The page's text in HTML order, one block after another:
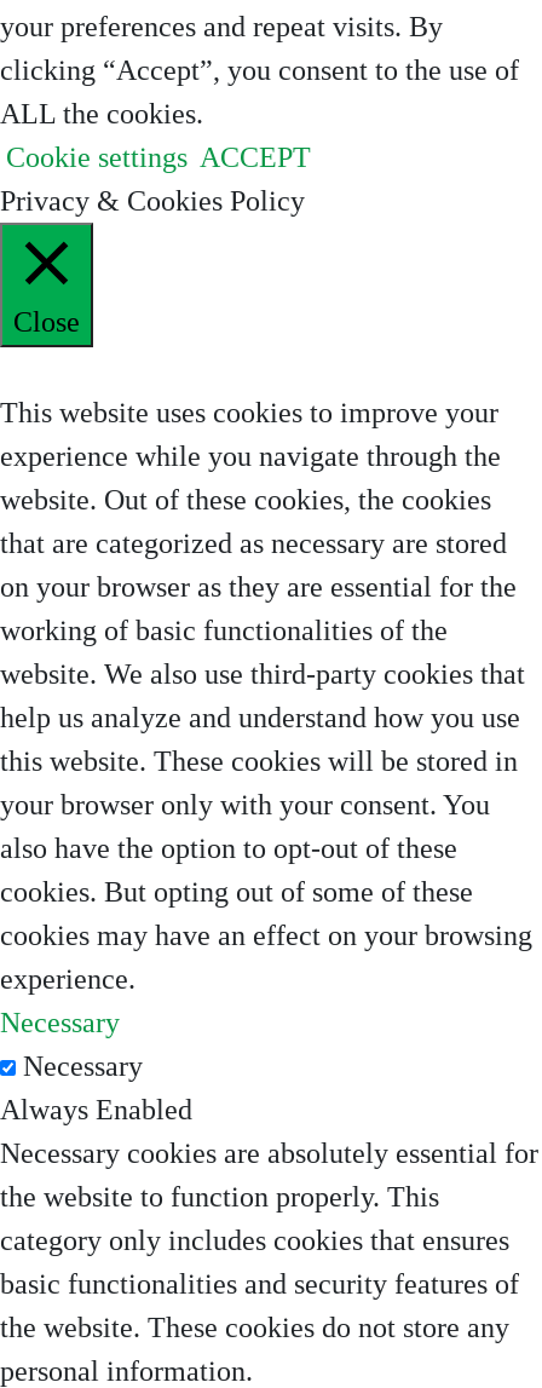
your preferences and repeat visits. By
clicking “Accept”, you consent to the use of
ALL the cookies.
Cookie settings ACCEPT
Privacy & Cookies Policy
Close
This website uses cookies to improve your
experience while you navigate through the
website. Out of these cookies, the cookies
that are categorized as necessary are stored
on your browser as they are essential for the
working of basic functionalities of the
website. We also use third-party cookies that
help us analyze and understand how you use
this website. These cookies will be stored in
your browser only with your consent. You
also have the option to opt-out of these
cookies. But opting out of some of these
cookies may have an effect on your browsing
experience.
Necessary
Necessary
Always Enabled
Necessary cookies are absolutely essential for
the website to function properly. This
category only includes cookies that ensures
basic functionalities and security features of
the website. These cookies do not store any
personal information.